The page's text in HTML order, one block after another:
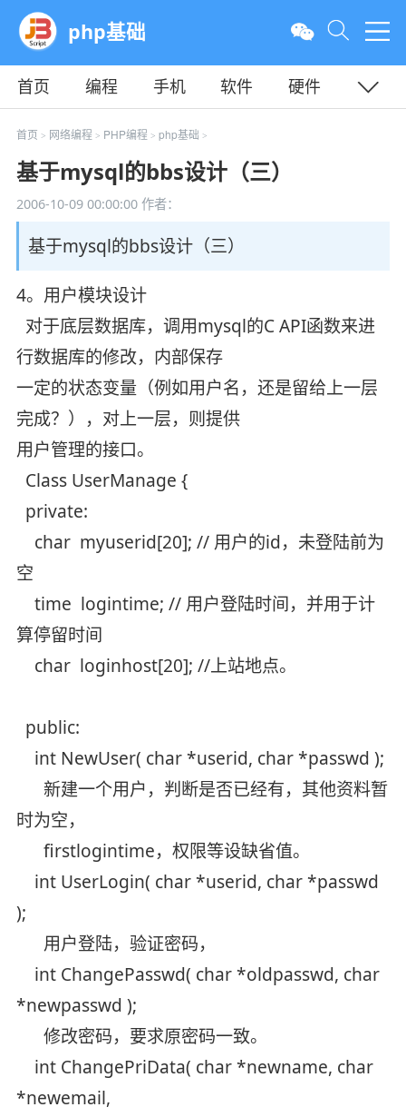
php基础
首页 编程 手机 软件
硬件
教程
平面 服务器
首页 > 网络编程 > PHP编程 > php基础 >
基于mysql的bbs设计（三）
2006-10-09 00:00:00作者：
基于mysql的bbs设计（三）
4。用户模块设计
对于底层数据库，调用mysql的C API函数来进
行数据库的修改，内部保存
一定的状态变量（例如用户名，还是留给上一层
完成？），对上一层，则提供
用户管理的接口。
Class UserManage {
private:
char myuserid[20]; // 用户的id，未登陆前为
空
time logintime; // 用户登陆时间，并用于计
算停留时间
char loginhost[20]; //上站地点。
public:
int NewUser( char *userid, char *passwd );
新建一个用户，判断是否已经有，其他资料暂
时为空，
firstlogintime，权限等设缺省值。
int UserLogin( char *userid, char *passwd
);
用户登陆，验证密码，
int ChangePasswd( char *oldpasswd, char
*newpasswd );
修改密码，要求原密码一致。
int ChangePriData( char *newname, char
*newemail,